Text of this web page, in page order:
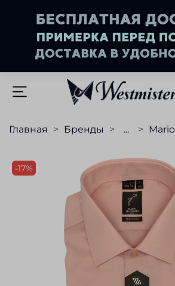
Главная Бренды ...
-17%